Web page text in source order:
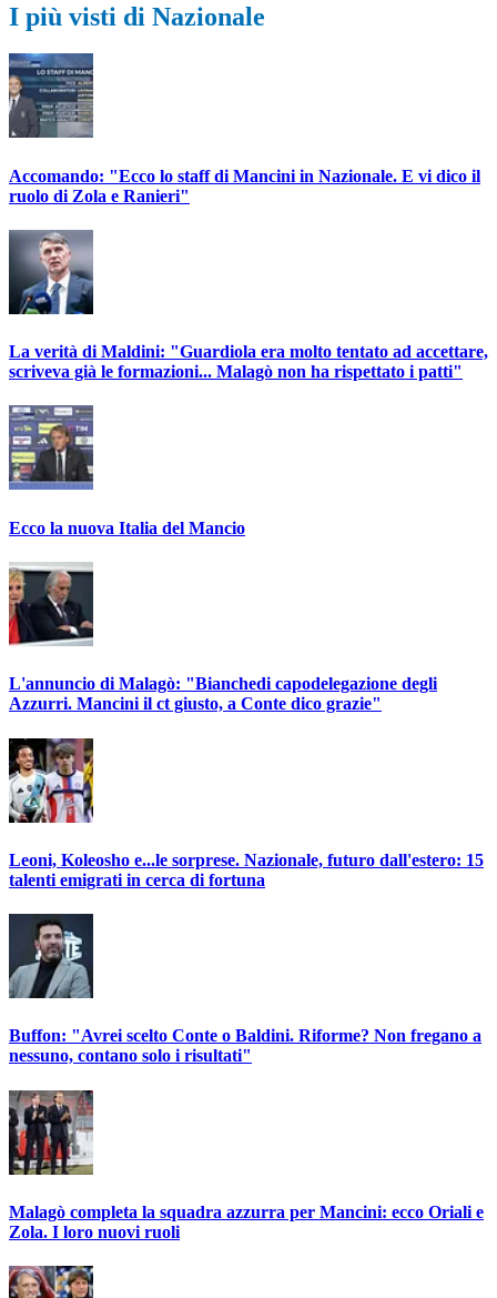
I più visti di Nazionale
Accomando: "Ecco lo staff di Mancini in Nazionale. E vi dico il
ruolo di Zola e Ranieri"
La verità di Maldini: "Guardiola era molto tentato ad accettare,
scriveva già le formazioni... Malagò non ha rispettato i patti"
Ecco la nuova Italia del Mancio
L'annuncio di Malagò: "Bianchedi capodelegazione degli
Azzurri. Mancini il ct giusto, a Conte dico grazie"
Leoni, Koleosho e...le sorprese. Nazionale, futuro dall'estero: 15
talenti emigrati in cerca di fortuna
Buffon: "Avrei scelto Conte o Baldini. Riforme? Non fregano a
nessuno, contano solo i risultati"
Malagò completa la squadra azzurra per Mancini: ecco Oriali e
Zola. I loro nuovi ruoli